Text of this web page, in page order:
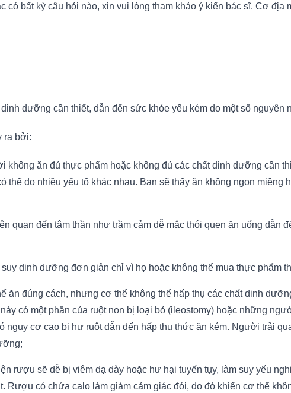
có bất kỳ câu hỏi nào, xin vui lòng tham khảo ý kiến bác sĩ. Cơ
dưỡng cần thiết, dẫn đến sức khỏe yếu kém do một số nguyên
ra bởi:
không ăn đủ thực phẩm hoặc không đủ các chất dinh dưỡng cần
do nhiều yếu tố khác nhau. Bạn sẽ thấy ăn không ngon miệng
quan đến tâm thần như trầm cảm dễ mắc thói quen ăn uống
dinh dưỡng đơn giản chỉ vì họ hoặc không thể mua thực phẩm
ăn đúng cách, nhưng cơ thể không thể hấp thụ các chất dinh
có một phần của ruột non bị loại bỏ (ileostomy) hoặc những
nguy cơ cao bị hư ruột dẫn đến hấp thụ thức ăn kém. Người trải
rượu sẽ dễ bị viêm dạ dày hoặc hư hại tuyến tụy, làm suy yếu
Rượu có chứa calo làm giảm cảm giác đói, do đó khiến cơ thể